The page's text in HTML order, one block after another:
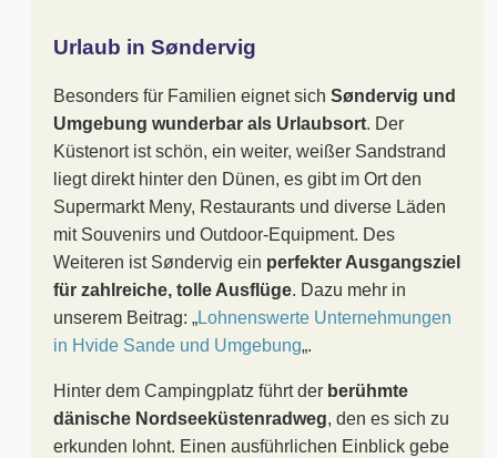
Urlaub in Søndervig
Besonders für Familien eignet sich Søndervig und
Umgebung wunderbar als Urlaubsort. Der
Küstenort ist schön, ein weiter, weißer Sandstrand
liegt direkt hinter den Dünen, es gibt im Ort den
Supermarkt Meny, Restaurants und diverse Läden
mit Souvenirs und Outdoor-Equipment. Des
Weiteren ist Søndervig ein perfekter Ausgangsziel
für zahlreiche, tolle Ausflüge. Dazu mehr in
unserem Beitrag: „Lohnenswerte Unternehmungen
in Hvide Sande und Umgebung„.
Hinter dem Campingplatz führt der berühmte
dänische Nordseeküstenradweg, den es sich zu
erkunden lohnt. Einen ausführlichen Einblick gebe